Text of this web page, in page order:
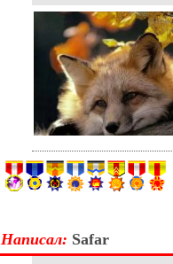
Hаписал: Safar